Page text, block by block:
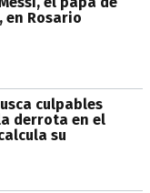
en Rosario
culpables
derrota en el
su